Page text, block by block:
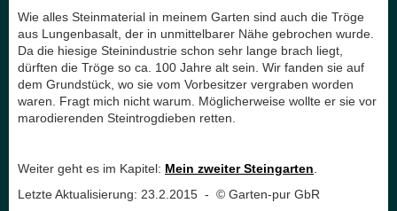
Wie alles Steinmaterial in meinem Garten sind auch die Tröge
aus Lungenbasalt, der in unmittelbarer Nähe gebrochen wurde.
Da die hiesige Steinindustrie schon sehr lange brach liegt,
dürften die Tröge so ca. 100 Jahre alt sein. Wir fanden sie auf
dem Grundstück, wo sie vom Vorbesitzer vergraben worden
waren. Fragt mich nicht warum. Möglicherweise wollte er sie vor
marodierenden Steintrogdieben retten.
Weiter geht es im Kapitel: Mein zweiter Steingarten
Letzte Aktualisierung: 23.2.2015 - © Garten-pur GbR